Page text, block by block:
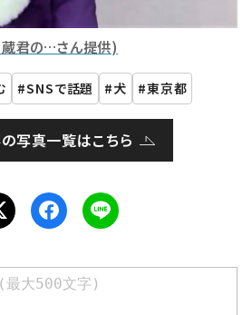
蔵君の…さん提供)
SNSで話題 犬 東京都
写真一覧はこちら